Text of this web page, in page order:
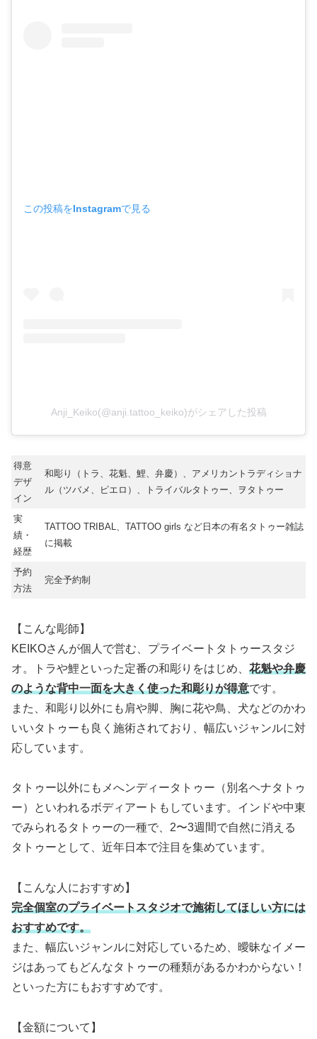
この投稿をInstagramで見る
Anji_Keiko(@anji.tattoo_keiko)がシェアした投稿
得意
デザ
イン
和彫り（トラ、花魁、鯉、弁慶）、アメリカントラディショナ
ル（ツバメ、ピエロ）、トライバルタトゥー、ヲタトゥー
実
績・
経歴
TATTOO TRIBAL、TATTOO girls など日本の有名タトゥー雑誌
に掲載
予約
方法
完全予約制
【こんな彫師】
KEIKOさんが個人で営む、プライベートタトゥースタジ
オ。トラや鯉といった定番の和彫りをはじめ、 花魁や弁慶
のような背中一面を大きく使った和彫りが得意です。
また、和彫り以外にも肩や脚、胸に花や鳥、犬などのかわ
いいタトゥーも良く施術されており、幅広いジャンルに対
応しています。
タトゥー以外にもメへンディータトゥー（別名ヘナタトゥ
ー）といわれるボディアートもしています。インドや中東
でみられるタトゥーの一種で、2〜3週間で自然に消える
タトゥーとして、近年日本で注目を集めています。
【こんな人におすすめ】
完全個室のプライベートスタジオで施術してほしい方には
おすすめです。
また、幅広いジャンルに対応しているため、曖昧なイメー
ジはあってもどんなタトゥーの種類があるかわからない！
といった方にもおすすめです。
【金額について】